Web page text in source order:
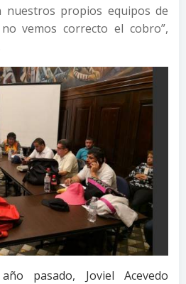
propios equipos de
vemos correcto el cobro”,
pasado, Joviel Acevedo